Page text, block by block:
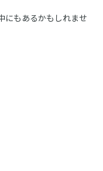
にもあるかもしれませ